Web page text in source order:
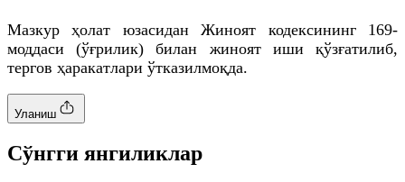
Мазкур ҳолат юзасидан Жиноят кодексининг 169-
моддаси (ўғрилик) билан жиноят иши қўзғатилиб,
тергов ҳаракатлари ўтказилмоқда.
Уланиш
Cўнгги янгиликлар